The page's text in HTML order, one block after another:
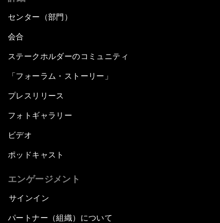
センター（部門）
会合
ステークホルダーのコミュニティ
「フォーラム・ストーリー」
プレスリリース
フォトギャラリー
ビデオ
ポッドキャスト
エンゲージメント
サインイン
パートナー（組織）について